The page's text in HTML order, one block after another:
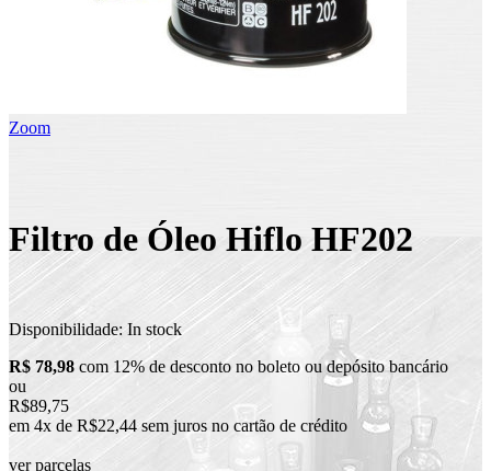
Zoom
Filtro de Óleo Hiflo HF202
Disponibilidade: In stock
R$ 78,98 com 12% de desconto no boleto ou depósito bancário
ou
R$89,75
em 4x de R$22,44 sem juros no cartão de crédito
ver parcelas